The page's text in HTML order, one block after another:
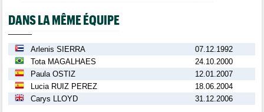
DANS LA MÊME ÉQUIPE
Arlenis SIERRA
07.12.1992
Tota MAGALHAES
24.10.2000
Paula OSTIZ
12.01.2007
Lucia RUIZ PEREZ
18.06.2004
Carys LLOYD
31.12.2006